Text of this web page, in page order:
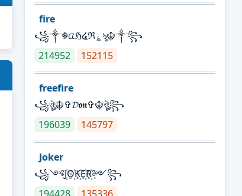
fire
꧁༒☬ᤂℌ໔ℜ؏ৡ☬༒꧂
214952
152115
freefire
꧁ঔৣ☬✞𝓓𝖔𝖓✞☬ঔৣ꧂
196039
145797
Joker
꧁༺J꙰O꙰K꙰E꙰R꙰༻꧂